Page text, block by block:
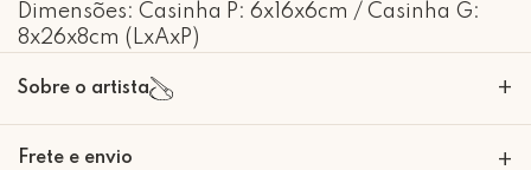
Dimensões: Casinha P: 6x16x6cm / Casinha G:
8x26x8cm (LxAxP)
Sobre o artista +
Nascida em São Paulo em 1985.
Frete e envio +